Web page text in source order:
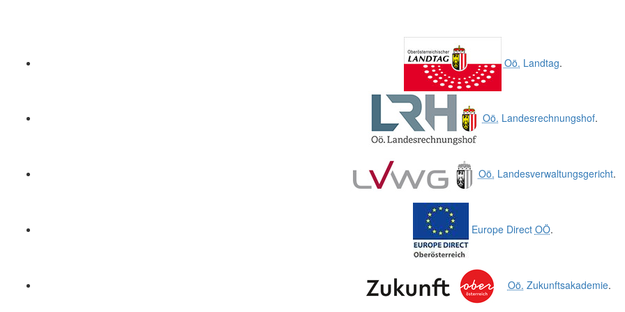
Oö. Landtag.
Oö. Landesrechnungshof.
Oö. Landesverwaltungsgericht.
Europe Direct OÖ.
Oö. Zukunftsakademie.